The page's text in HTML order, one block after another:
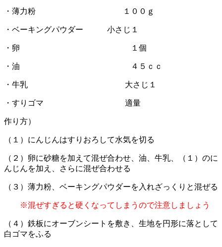
・薄力粉 １００ｇ
・ベーキングパウダー 小さじ１
・卵 １個
・油 ４５ｃｃ
・牛乳 大さじ１
・すりゴマ 適量
作り方）
（１）にんじんはすりおろして水気を切る
（２）卵に砂糖を加えて混ぜ合わせ、油、牛乳、（１）のに
んじんを加え、さらに混ぜ合わせる
（３）薄力粉、ベーキングパウダーを入れざっくりと混ぜる
※混ぜすぎると硬くなってしまうので注意しましょう
（４）鉄板にオーブンシートを敷き、生地を円形に落として
白ゴマをふる